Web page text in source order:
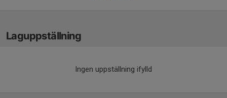
Laguppställning
Ingen uppställning ifylld